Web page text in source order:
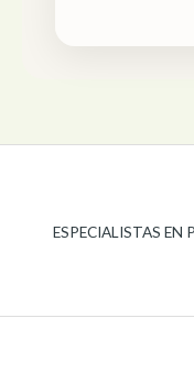
ESPECIALISTAS EN